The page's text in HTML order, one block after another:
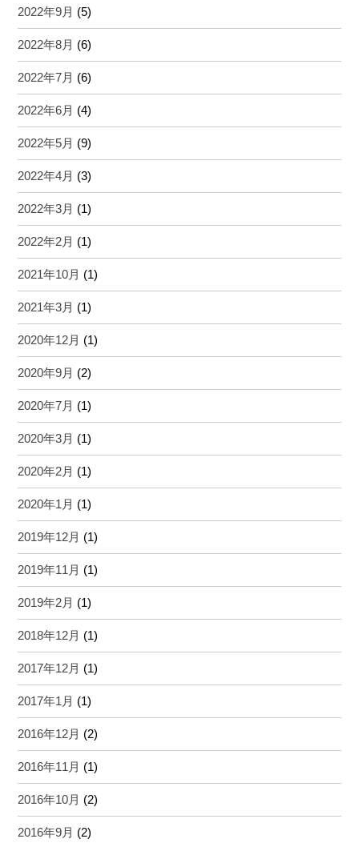
2022年9月 (5)
2022年8月 (6)
2022年7月 (6)
2022年6月 (4)
2022年5月 (9)
2022年4月 (3)
2022年3月 (1)
2022年2月 (1)
2021年10月 (1)
2021年3月 (1)
2020年12月 (1)
2020年9月 (2)
2020年7月 (1)
2020年3月 (1)
2020年2月 (1)
2020年1月 (1)
2019年12月 (1)
2019年11月 (1)
2019年2月 (1)
2018年12月 (1)
2017年12月 (1)
2017年1月 (1)
2016年12月 (2)
2016年11月 (1)
2016年10月 (2)
2016年9月 (2)